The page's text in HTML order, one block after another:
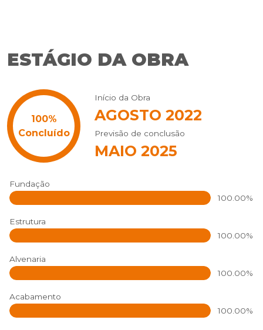
ESTÁGIO DA OBRA
Início da Obra
AGOSTO 2022
Previsão de conclusão
MAIO 2025
Fundação
100.00%
Estrutura
100.00%
Alvenaria
100.00%
Acabamento
100.00%